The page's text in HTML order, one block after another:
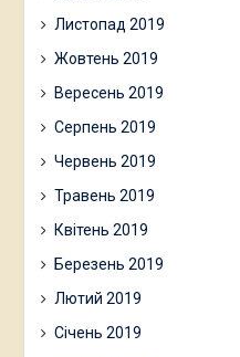
Листопад 2019
Жовтень 2019
Вересень 2019
Серпень 2019
Червень 2019
Травень 2019
Квітень 2019
Березень 2019
Лютий 2019
Січень 2019